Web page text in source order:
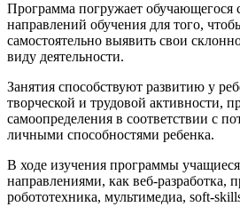
Программа погружает обучающегося
направлений обучения для того,
самостоятельно выявить свои
виду деятельности.
Занятия способствуют развитию у
творческой и трудовой активности,
самоопределения в соответствии с
личными способностями ребенка.
В ходе изучения программы
направлениями, как веб-
робототехника, мультимедиа, soft-